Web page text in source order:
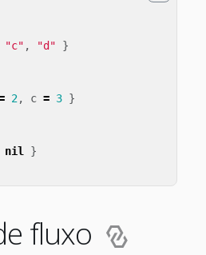
"c" , "d"
}
2, c = 3 }
nil
}
fluxo